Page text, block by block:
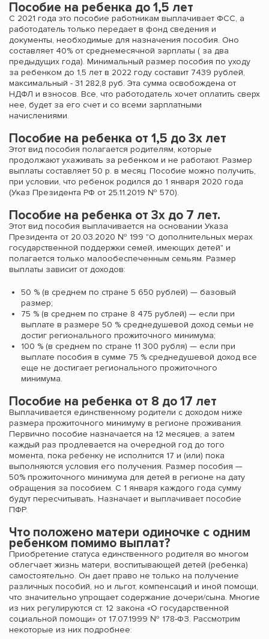
Пособие на ребенка до 1,5 лет
С 2021 года это пособие работникам выплачивает ФСС, а
работодатель только передает в фонд сведения и
документы, необходимые для назначения пособия. Оно
составляет 40% от среднемесячной зарплаты ( за два
предыдущих года). Минимальный размер пособия по уходу
за ребенком до 1,5 лет в 2022 году составит 7439 рублей,
максимальный - 31 282,8 руб. Эта сумма освобождена от
НДФЛ и взносов. Все, что работодатель хочет оплатить сверх
нее, будет за его счет и со всеми зарплатными
начислениями.
Пособие на ребенка от 1,5 до 3х лет
Этот вид пособия полагается родителям, которые
продолжают ухаживать за ребенком и не работают. Размер
выплаты составляет 50 р. в месяц. Пособие можно получить,
при условии, что ребенок родился до 1 января 2020 года
(Указ Президента РФ от 25.11.2019 № 570).
Пособие на ребенка от 3х до 7 лет.
Этот вид пособия выплачивается на основании Указа
Президента от 20.03.2020 № 199 "О дополнительных мерах
государственной поддержки семей, имеющих детей" и
полагается только малообеспеченным семьям. Размер
выплаты зависит от доходов:
50 % (в среднем по стране 5 650 рублей) — базовый
размер;
75 % (в среднем по стране 8 475 рублей) — если при
выплате в размере 50 % среднедушевой доход семьи не
достиг регионального прожиточного минимума;
100 % (в среднем по стране 11 300 рубля) — если при
выплате пособия в сумме 75 % среднедушевой доход все
еще не достигает регионального прожиточного
минимума.
Пособие на ребенка от 8 до 17 лет
Выплачивается единственному родители с доходом ниже
размера прожиточного минимуму в регионе проживания.
Первично пособие назначается на 12 месяцев, а затем
каждый раз продлевается на очередной год до того
момента, пока ребенку не исполнится 17 и (или) пока
выполняются условия его получения. Размер пособия —
50% прожиточного минимума для детей в регионе на дату
обращения за пособием. С 1 января каждого года сумму
будут пересчитывать. Назначает и выплачивает пособие
ПФР.
Что положено матери одиночке с одним
ребенком помимо выплат?
Приобретение статуса единственного родителя во многом
облегчает жизнь матери, воспитывающей детей (ребенка)
самостоятельно. Он дает право не только на получение
различных пособий, но и льгот, компенсаций и иной помощи,
что значительно упрощает содержание дочери/сына. Многие
из них регулируются ст. 12 закона «О государственной
социальной помощи» от 17.07.1999 № 178-ФЗ. Рассмотрим
некоторые из них подробнее: